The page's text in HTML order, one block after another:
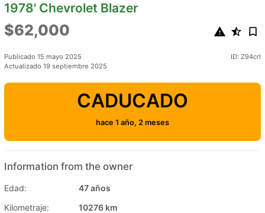
1978' Chevrolet Blazer
$62,000
Publicado 15 mayo 2025
Actualizado 19 septiembre 2025
ID: Z94crI
CADUCADO
hace 1 año, 2 meses
Information from the owner
Edad:
47 años
Kilometraje:
10276 km